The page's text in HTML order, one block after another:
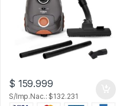
$ 159.999
S/Imp.Nac.: $132.231